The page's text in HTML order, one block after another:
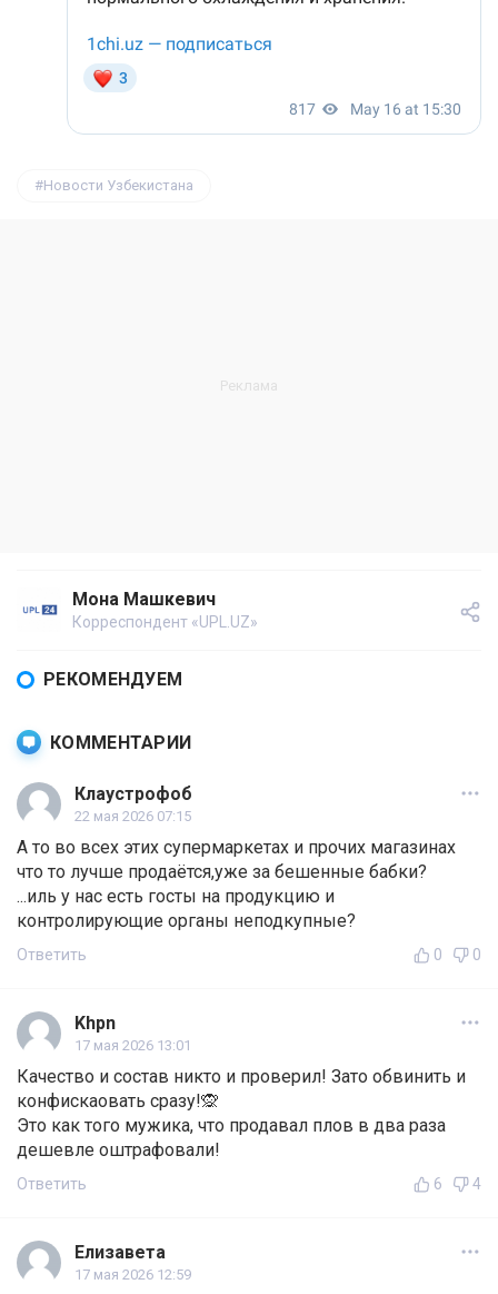
Новости Узбекистана
Мона Машкевич
Корреспондент «UPL.UZ»
РЕКОМЕНДУЕМ
КОММЕНТАРИИ
Клаустрофоб
22 мая 2026 07:15
А то во всех этих супермаркетах и прочих магазинах
что то лучше продаётся,уже за бешенные бабки?
...иль у нас есть госты на продукцию и
контролирующие органы неподкупные?
Ответить 0 0
Khpn
17 мая 2026 13:01
Качество и состав никто и проверил! Зато обвинить и
конфискаовать сразу!🙊
Это как того мужика, что продавал плов в два раза
дешевле оштрафовали!
Ответить 6 4
Елизавета
17 мая 2026 12:59